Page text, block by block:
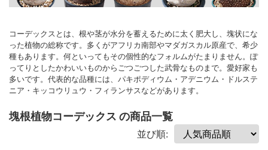
コーデックスとは、根や茎が水分を蓄えるために太く肥大し、塊状にな
った植物の総称です。多くがアフリカ南部やマダガスカル原産で、希少
種もあります。何といってもその個性的なフォルムがたまりません。ぽ
ってりとしたかわいいものからごつごつした武骨なものまで。愛好家も
多いです。代表的な品種には、パキポディウム・アデニウム・ドルステ
ニア・キッコウリュウ・フィランサスなどがあります。
塊根植物コーデックス の商品一覧
並び順: